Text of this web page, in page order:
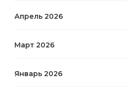
Апрель 2026
Март 2026
Январь 2026